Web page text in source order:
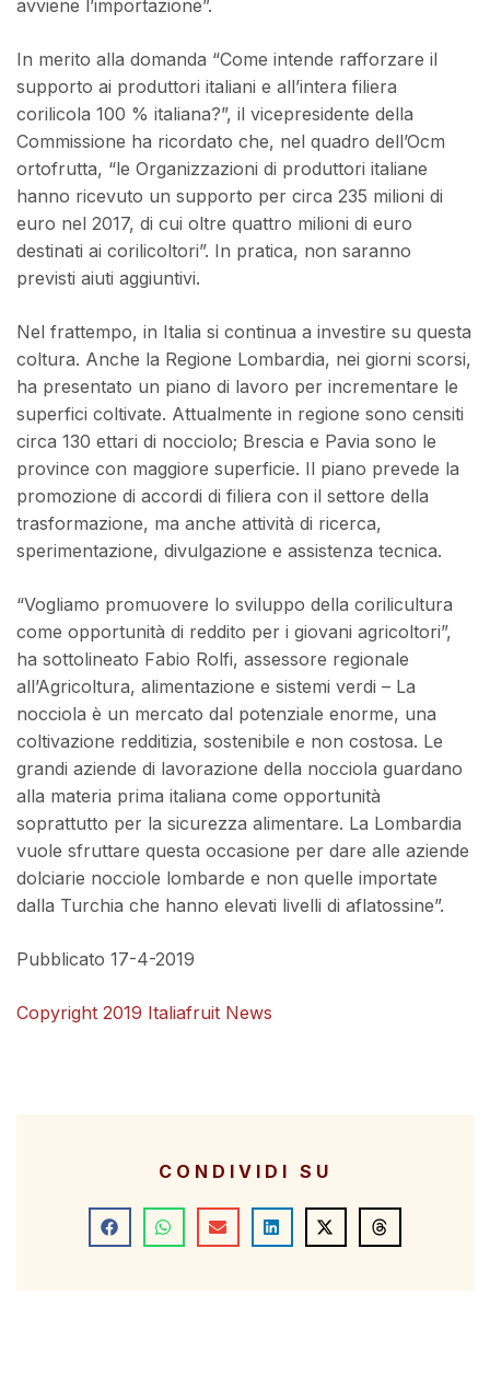
avviene l’importazione”.
In merito alla domanda “Come intende rafforzare il
supporto ai produttori italiani e all’intera filiera
corilicola 100 % italiana?”, il vicepresidente della
Commissione ha ricordato che, nel quadro dell’Ocm
ortofrutta, “le Organizzazioni di produttori italiane
hanno ricevuto un supporto per circa 235 milioni di
euro nel 2017, di cui oltre quattro milioni di euro
destinati ai corilicoltori”. In pratica, non saranno
previsti aiuti aggiuntivi.
Nel frattempo, in Italia si continua a investire su questa
coltura. Anche la Regione Lombardia, nei giorni scorsi,
ha presentato un piano di lavoro per incrementare le
superfici coltivate. Attualmente in regione sono censiti
circa 130 ettari di nocciolo; Brescia e Pavia sono le
province con maggiore superficie. Il piano prevede la
promozione di accordi di filiera con il settore della
trasformazione, ma anche attività di ricerca,
sperimentazione, divulgazione e assistenza tecnica.
“Vogliamo promuovere lo sviluppo della corilicultura
come opportunità di reddito per i giovani agricoltori”,
ha sottolineato Fabio Rolfi, assessore regionale
all’Agricoltura, alimentazione e sistemi verdi – La
nocciola è un mercato dal potenziale enorme, una
coltivazione redditizia, sostenibile e non costosa. Le
grandi aziende di lavorazione della nocciola guardano
alla materia prima italiana come opportunità
soprattutto per la sicurezza alimentare. La Lombardia
vuole sfruttare questa occasione per dare alle aziende
dolciarie nocciole lombarde e non quelle importate
dalla Turchia che hanno elevati livelli di aflatossine”.
Pubblicato 17-4-2019
Copyright 2019 Italiafruit News
CONDIVIDI SU